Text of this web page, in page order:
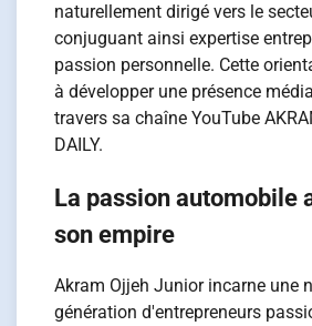
naturellement dirigé vers le
conjuguant ainsi expertise
passion personnelle. Cette
à développer une présence
travers sa chaîne YouTube
DAILY.
La passion automobile
son empire
Akram Ojjeh Junior incarne une
génération d'entrepreneurs